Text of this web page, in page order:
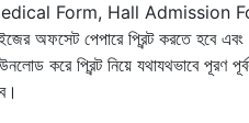
Form, Hall Admission
অফসেট পেপারে প্রিন্ট করতে হবে এবং
করে প্রিন্ট নিয়ে যথাযথভাবে পূরণ
।